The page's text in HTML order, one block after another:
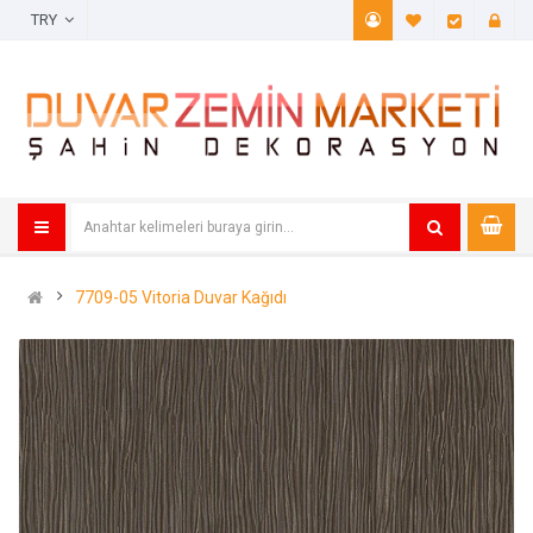
A. Listem
7709-05 Vitoria Duvar Kağıdı